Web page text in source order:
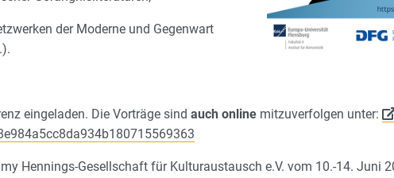
der Moderne und Gegenwart
eingeladen. Die Vorträge sind auch online mitzuverfolgen unter:
Hennings-Gesellschaft für Kulturaustausch e.V. vom 10.-14. Juni